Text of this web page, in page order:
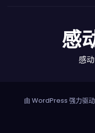
感
感
由 WordPress 强力驱动